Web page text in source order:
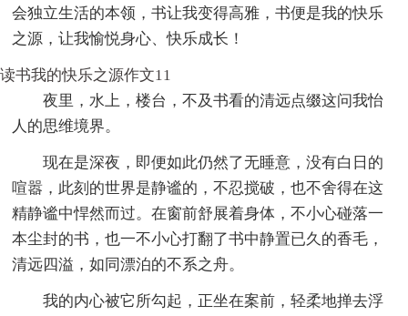
会独立生活的本领，书让我变得高雅，书便是我的快乐
之源，让我愉悦身心、快乐成长！
读书我的快乐之源作文11
夜里，水上，楼台，不及书看的清远点缀这问我怡
人的思维境界。
现在是深夜，即便如此仍然了无睡意，没有白日的
喧嚣，此刻的世界是静谧的，不忍搅破，也不舍得在这
精静谧中悍然而过。在窗前舒展着身体，不小心碰落一
本尘封的书，也一不小心打翻了书中静置已久的香毛，
清远四溢，如同漂泊的不系之舟。
我的内心被它所勾起，正坐在案前，轻柔地掸去浮